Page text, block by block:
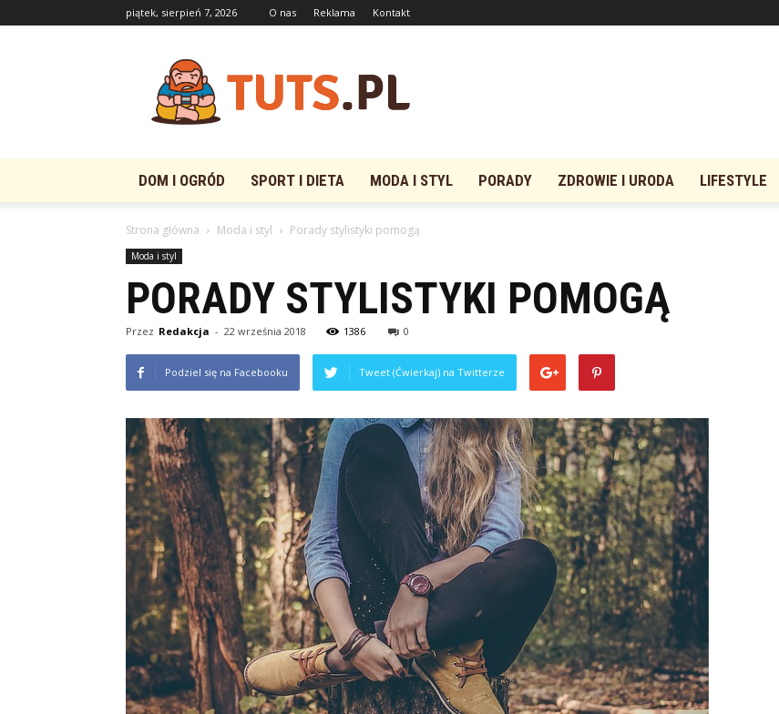
piątek, sierpień 7, 2026 O nas Reklama Kontakt
Tuts.pl
DOM I OGRÓD SPORT I DIETA MODA I STYL PORADY ZDROWIE I URODA LIFESTYLE
Strona główna Moda i styl Porady stylistyki pomogą
Moda i styl
PORADY STYLISTYKI POMOGĄ
Przez Redakcja - 22 września 2018 1386 0
Podziel się na Facebooku Tweet (Ćwierkaj) na Twitterze